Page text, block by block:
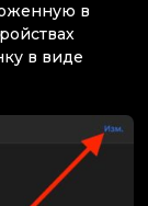
в
в виде